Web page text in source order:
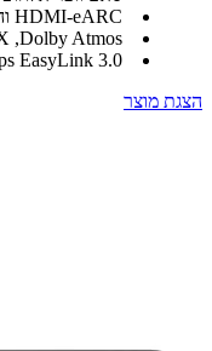
HDMI-eARC והספק מרבי של עד 400 ואט
Dolby Atmos, ‏DTS:X ו-DTS Virtual:X
Philips EasyLink 3.0
מוצר